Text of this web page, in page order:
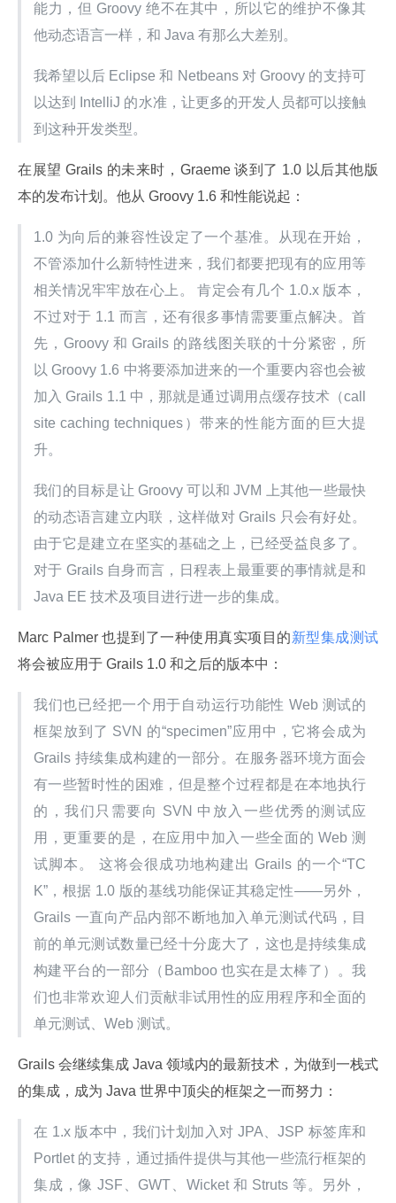
能力，但 Groovy 绝不在其中，所以它的维护不像其
他动态语言一样，和 Java 有那么大差别。
我希望以后 Eclipse 和 Netbeans 对 Groovy 的支持可
以达到 IntelliJ 的水准，让更多的开发人员都可以接触
到这种开发类型。
在展望 Grails 的未来时，Graeme 谈到了 1.0 以后其他版
本的发布计划。他从 Groovy 1.6 和性能说起：
1.0 为向后的兼容性设定了一个基准。从现在开始，
不管添加什么新特性进来，我们都要把现有的应用等
相关情况牢牢放在心上。 肯定会有几个 1.0.x 版本，
不过对于 1.1 而言，还有很多事情需要重点解决。首
先，Groovy 和 Grails 的路线图关联的十分紧密，所
以 Groovy 1.6 中将要添加进来的一个重要内容也会被
加入 Grails 1.1 中，那就是通过调用点缓存技术（call
site caching techniques）带来的性能方面的巨大提
升。
我们的目标是让 Groovy 可以和 JVM 上其他一些最快
的动态语言建立内联，这样做对 Grails 只会有好处。
由于它是建立在坚实的基础之上，已经受益良多了。
对于 Grails 自身而言，日程表上最重要的事情就是和
Java EE 技术及项目进行进一步的集成。
Marc Palmer 也提到了一种使用真实项目的新型集成测试
将会被应用于 Grails 1.0 和之后的版本中：
我们也已经把一个用于自动运行功能性 Web 测试的
框架放到了 SVN 的“specimen”应用中，它将会成为
Grails 持续集成构建的一部分。在服务器环境方面会
有一些暂时性的困难，但是整个过程都是在本地执行
的，我们只需要向 SVN 中放入一些优秀的测试应
用，更重要的是，在应用中加入一些全面的 Web 测
试脚本。 这将会很成功地构建出 Grails 的一个“TC
K”，根据 1.0 版的基线功能保证其稳定性——另外，
Grails 一直向产品内部不断地加入单元测试代码，目
前的单元测试数量已经十分庞大了，这也是持续集成
构建平台的一部分（Bamboo 也实在是太棒了）。我
们也非常欢迎人们贡献非试用性的应用程序和全面的
单元测试、Web 测试。
Grails 会继续集成 Java 领域内的最新技术，为做到一栈式
的集成，成为 Java 世界中顶尖的框架之一而努力：
在 1.x 版本中，我们计划加入对 JPA、JSP 标签库和
Portlet 的支持，通过插件提供与其他一些流行框架的
集成，像 JSF、GWT、Wicket 和 Struts 等。另外，